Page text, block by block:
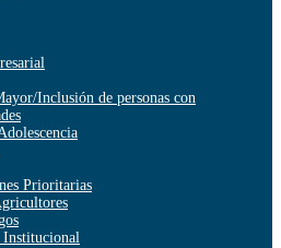
Inclusión de personas con
Prioritarias